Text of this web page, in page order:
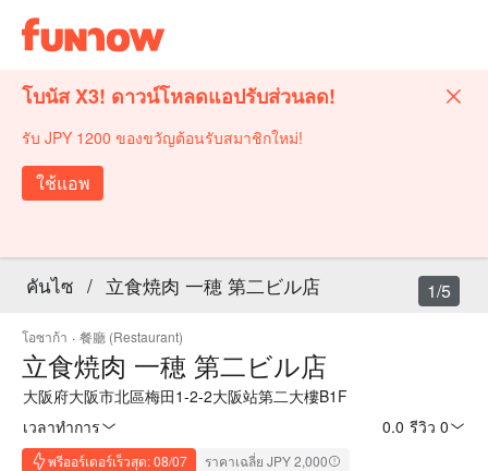
โบนัส X3! ดาวน์โหลดแอปรับส่วนลด!
รับ JPY 1200 ของขวัญต้อนรับสมาชิกใหม่!
ใช้แอพ
คันไซ / 立食焼肉 一穂 第二ビル店
โอซาก้า · 餐廳 (Restaurant)
立食焼肉 一穂 第二ビル店
大阪府大阪市北區梅田1-2-2大阪站第二大樓B1F
เวลาทำการ
0.0 รีวิว 0
พรีออร์เดอร์เร็วสุด: 08/07 ราคาเฉลี่ย JPY 2,000
1/5